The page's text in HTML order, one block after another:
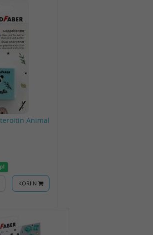
Animal
KORIIN